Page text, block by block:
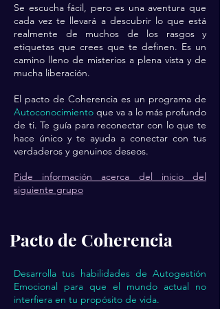
Se escucha fácil, pero es una aventura que
cada vez te llevará a descubrir lo que está
realmente de muchos de los rasgos y
etiquetas que crees que te definen. Es un
camino lleno de misterios a plena vista y de
mucha liberación.
El pacto de Coherencia es un programa de
Autoconocimiento que va a lo más profundo
de ti. Te guía para reconectar con lo que te
hace único y te ayuda a conectar con tus
verdaderos y genuinos deseos.
Pide información acerca del inicio del
siguiente grupo
Pacto de Coherencia
Desarrolla tus habilidades de Autogestión
Emocional para que el mundo actual no
interfiera en tu propósito de vida.